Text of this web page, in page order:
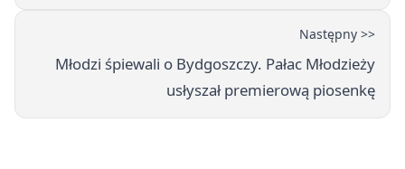
Następny >>
Młodzi śpiewali o Bydgoszczy. Pałac Młodzieży
usłyszał premierową piosenkę